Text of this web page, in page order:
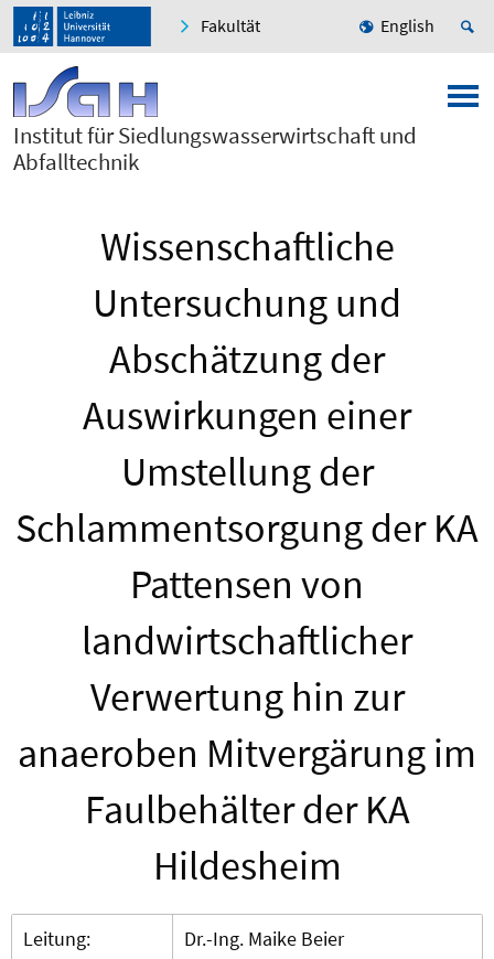
Fakultät English
Institut für Siedlungswasserwirtschaft und
Abfalltechnik
Wissenschaftliche
Untersuchung und
Abschätzung der
Auswirkungen einer
Umstellung der
Schlammentsorgung der KA
Pattensen von
landwirtschaftlicher
Verwertung hin zur
anaeroben Mitvergärung im
Faulbehälter der KA
Hildesheim
Leitung:
Dr.-Ing. Maike Beier